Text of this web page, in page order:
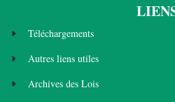
Téléchargements
Autres liens utiles
Archives des Lois